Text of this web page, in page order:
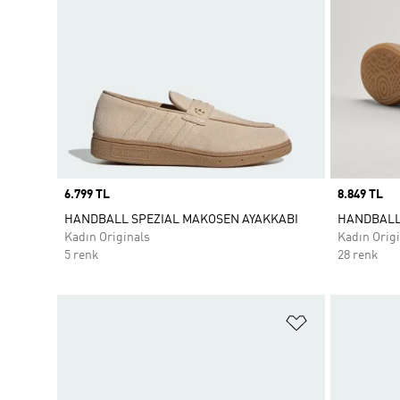
Price
6.799 TL
HANDBALL SPEZIAL MAKOSEN AYAKKABI
Kadın Originals
5 renk
Price
8.849 TL
Kadın
28 renk